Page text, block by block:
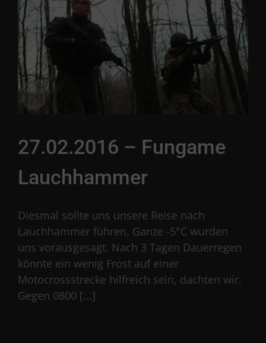
27.02.2016 – Fungame
Lauchhammer
Diesmal sollte uns unsere Reise nach
Lauchhammer führen. Ganze -5°C wurden
uns vorausgesagt. Nach 3 Tagen Dauerregen
könnte ein wenig Frost auf einer
Motocrossstrecke hilfreich sein, dachten wir.
Gegen 0800 [...]